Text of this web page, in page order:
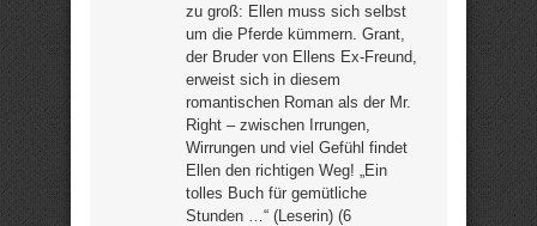
zu groß: Ellen muss sich selbst
um die Pferde kümmern. Grant,
der Bruder von Ellens Ex-Freund,
erweist sich in diesem
romantischen Roman als der Mr.
Right – zwischen Irrungen,
Wirrungen und viel Gefühl findet
Ellen den richtigen Weg! „Ein
tolles Buch für gemütliche
Stunden …“ (Leserin) (6